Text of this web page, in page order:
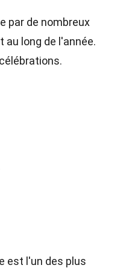
par de nombreux
long de l'année.
est l'un des plus